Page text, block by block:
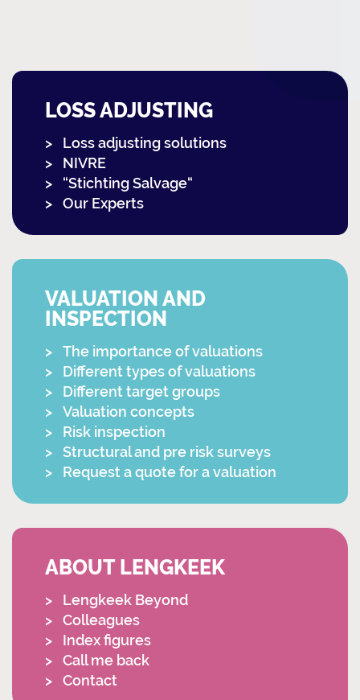
LOSS ADJUSTING
Loss adjusting solutions
NIVRE
“Stichting Salvage“
Our Experts
VALUATION AND
INSPECTION
The importance of valuations
Different types of valuations
Different target groups
Valuation concepts
Risk inspection
Structural and pre risk surveys
Request a quote for a valuation
ABOUT LENGKEEK
Lengkeek Beyond
Colleagues
Index figures
Call me back
Contact